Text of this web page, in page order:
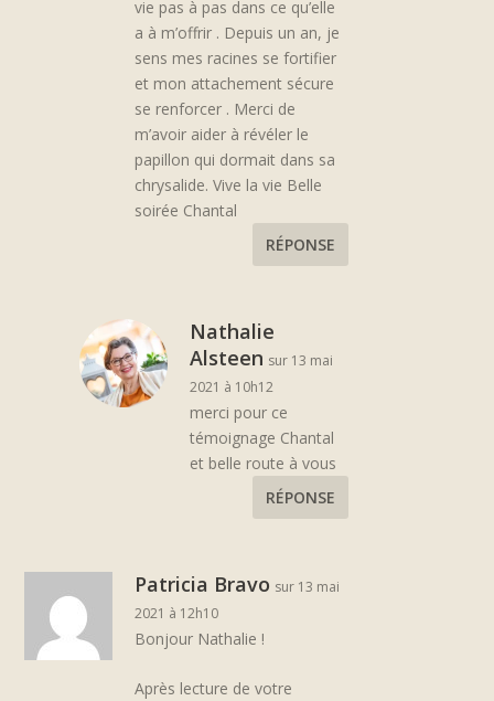
vie pas à pas dans ce qu’elle
a à m’offrir . Depuis un an, je
sens mes racines se fortifier
et mon attachement sécure
se renforcer . Merci de
m’avoir aider à révéler le
papillon qui dormait dans sa
chrysalide. Vive la vie Belle
soirée Chantal
RÉPONSE
Nathalie
Alsteen sur 13 mai
2021 à 10h12
merci pour ce
témoignage Chantal
et belle route à vous
RÉPONSE
Patricia Bravo sur 13 mai
2021 à 12h10
Bonjour Nathalie !
Après lecture de votre